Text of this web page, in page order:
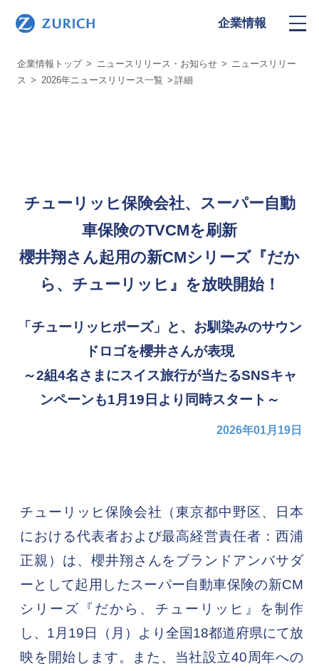
企業情報
企業情報トップ ニュースリリース・お知らせ
ニュースリリー
ス
2026年ニュースリリース一覧 詳細
チューリッヒ保険会社、スーパー自動
車保険のTVCMを刷新
櫻井翔さん起用の新CMシリーズ『だか
ら、チューリッヒ』を放映開始！
「チューリッヒポーズ」と、お馴染みのサウン
ドロゴを櫻井さんが表現
～2組4名さまにスイス旅行が当たるSNSキャ
ンペーンも1月19日より同時スタート～
2026年01月19日
チューリッヒ保険会社（東京都中野区、日本
における代表者および最高経営責任者：西浦
正親）は、櫻井翔さんをブランドアンバサダ
ーとして起用したスーパー自動車保険の新CM
シリーズ『だから、チューリッヒ』を制作
し、1月19日（月）より全国18都道府県にて放
映を開始します。また、当社設立40周年への